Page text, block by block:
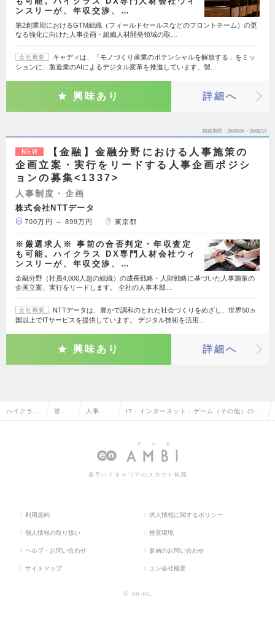
ンスリーが、年収交渉、…
第2創業期におけるGTM組織（フィールドセールスなどのフロントチーム）の更
なる強化に向けた人事企画・組織人材開発領域の取…
会社概要
キャディは、「モノづくり産業のポテンシャルを解放する」をミッ
ションに、製造業のAIによるデジタル変革を推進しています。製…
興味あり 詳細へ
掲載期間 26/08/04～26/08/17
NEW
【金融】金融分野における人事施策の
企画立案・実行をリードする人事企画ポジシ
ョンの募集<1337>
人事制度・企画
株式会社NTTデータ
700万円 ～ 899万円 東京都
※厳選求人※ 事前の合否判定・年収査定
も可能。ハイクラス DX専門人材会社ウィ
ンスリーが、年収交渉、…
金融分野（社員4,000人超の組織）の成長戦略・人財戦略に基づいた人事施策の
企画立案、実行をリードします。 全社の人事本部…
会社概要
NTTデータは、豊かで調和のとれた社会づくりをめざし、世界50ヵ
国以上でITサービスを提供しています。 デジタル技術を活用…
興味あり 詳細へ
ハイクラス 管理 人事制 IT・インターネット・ゲーム（その他）の人
若手ハイキャリアのスカウト転職
利用規約 求人情報に関するポリシー
個人情報の取り扱い 推奨環境
ヘルプ・お問い合わせ 参画のお問い合わせ
サイトマップ エン会社概要
© en Inc.